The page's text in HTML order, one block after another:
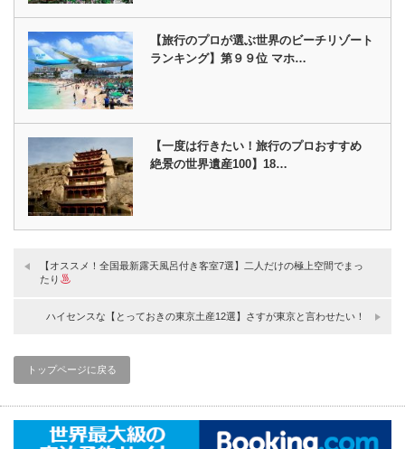
【旅行のプロが選ぶ世界のビーチリゾート
ランキング】第９９位 マホ…
【一度は行きたい！旅行のプロおすすめ
絶景の世界遺産100】18…
【オススメ！全国最新露天風呂付き客室7選】二人だけの極上空間でまっ
たり
ハイセンスな【とっておきの東京土産12選】さすが東京と言わせたい！
トップページに戻る